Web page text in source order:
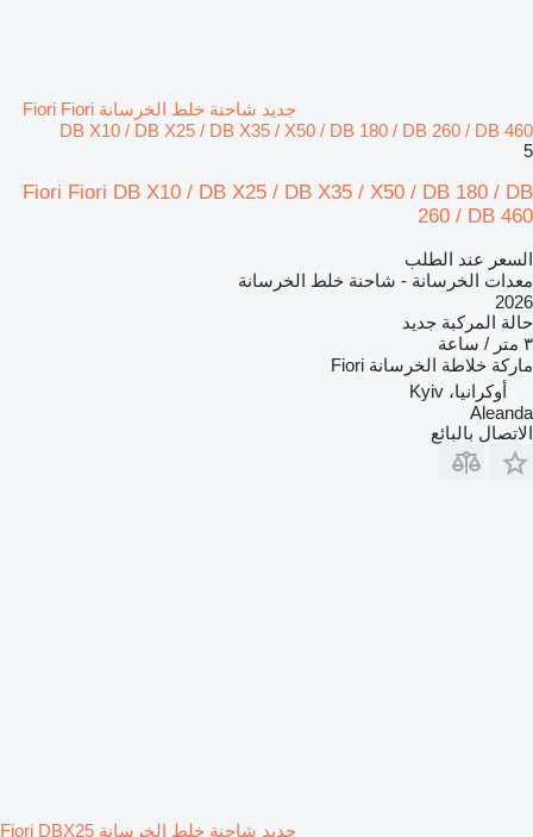
جديد شاحنة خلط الخرسانة Fiori Fiori
DB X10 / DB X25 / DB X35 / X50 / DB 180 / DB 260 / DB 460
5
Fiori Fiori DB X10 / DB X25 / DB X35 / X50 / DB 180 / DB
260 / DB 460
السعر عند الطلب
معدات الخرسانة - شاحنة خلط الخرسانة
2026
حالة المركبة جديد
٣ متر / ساعة
ماركة خلاطة الخرسانة Fiori
أوكرانيا، Kyiv
Aleanda
الاتصال بالبائع
جديد شاحنة خلط الخرسانة Fiori DBX25